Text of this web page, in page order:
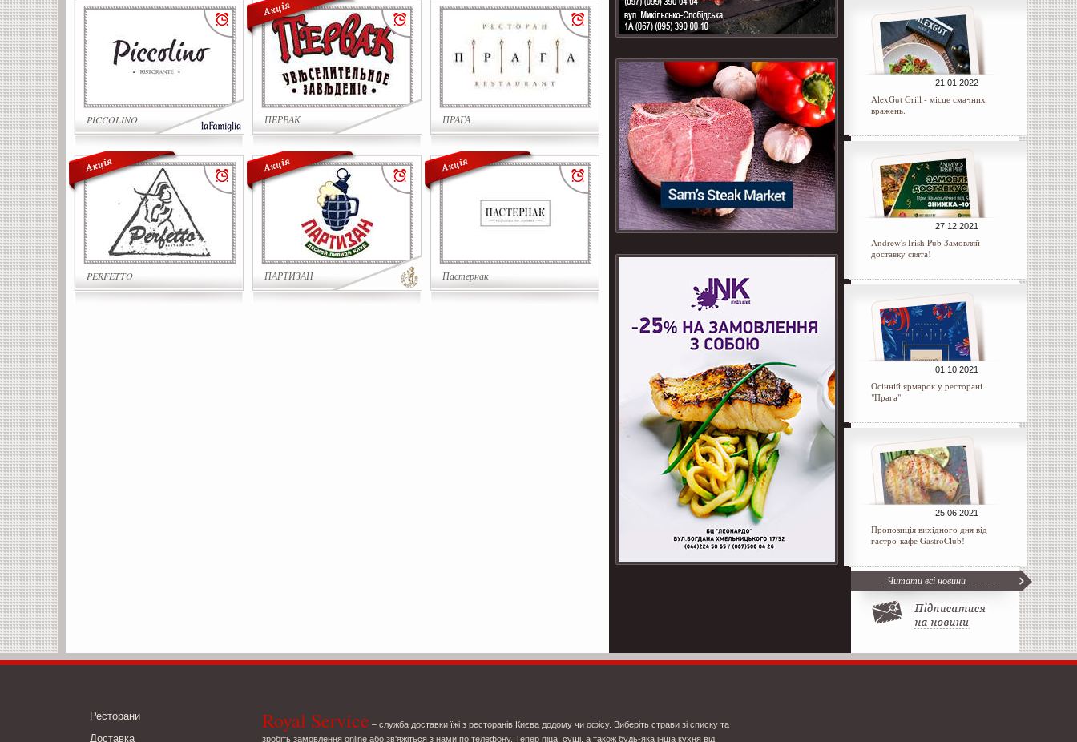
PICCOLINO ПЕРВАК ПРАГА
PERFETTO ПАРТИЗАН Пастернак
21.01.2022
AlexGut Grill - місце смачних
вражень.
27.12.2021
Andrew's Irish Pub Замовляй
доставку свята!
01.10.2021
Осінній ярмарок у ресторані
"Прага"
25.06.2021
Пропозиція вихідного дня від
гастро-кафе GastroClub!
Читати всі новини
Ресторани
Доставка
Royal Service – служба доставки їжі з ресторанів Києва додому чи офісу. Виберіть страви зі списку та
зробіть замовлення online або зв'яжіться з нами по телефону. Тепер піца, суші, а також будь-яка інша кухня від